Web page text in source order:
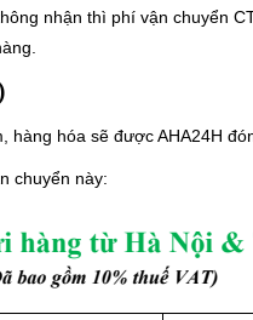
nhận thì phí vận chuyển
hàng hóa sẽ được AHA24H
chuyển này: